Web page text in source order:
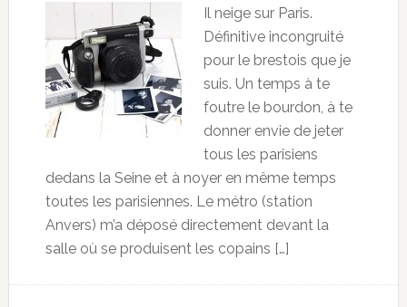
Il neige sur Paris.
Définitive incongruité
pour le brestois que je
suis. Un temps à te
foutre le bourdon, à te
donner envie de jeter
tous les parisiens
dedans la Seine et à noyer en même temps
toutes les parisiennes. Le métro (station
Anvers) m’a déposé directement devant la
salle où se produisent les copains […]